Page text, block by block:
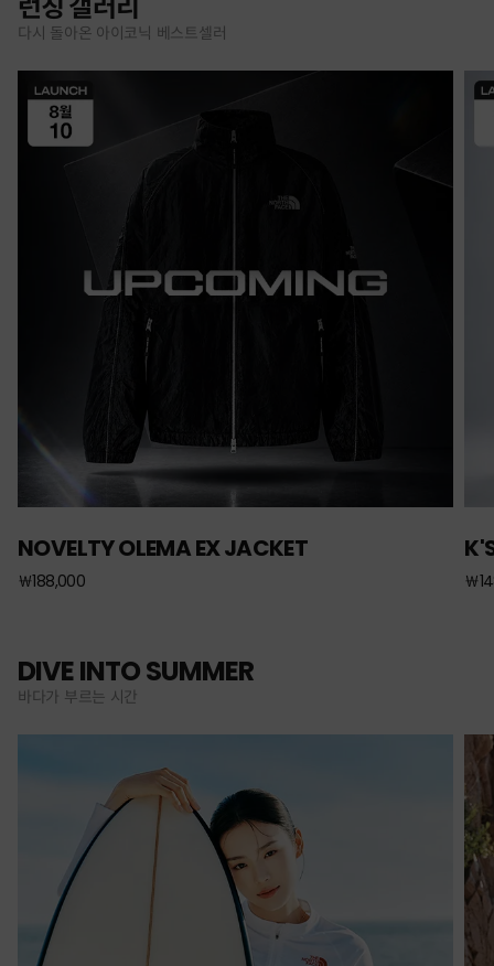
런칭 갤러리
다시 돌아온 아이코닉 베스트셀러
NOVELTY OLEMA EX JACKET
￦188,000 ￦
DIVE INTO SUMMER
바다가 부르는 시간